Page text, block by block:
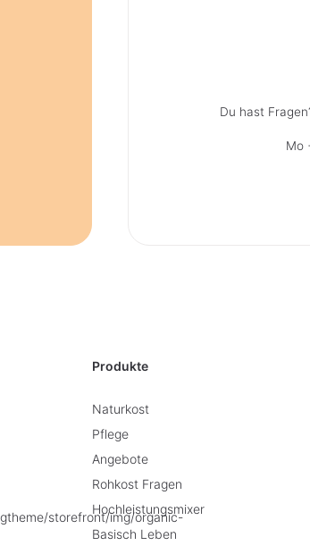
Du hast
Mo
Produkte
Naturkost
Pflege
Angebote
Rohkost Fragen
Hochleistungsmixer
Basisch Leben